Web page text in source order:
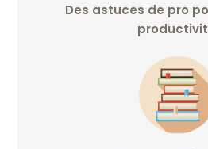
Des astuces de pro